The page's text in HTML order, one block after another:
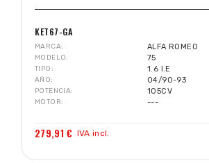
KET67-GA
MARCA ALFA ROMEO
MODELO 75
TIPO 1.6 I.E
AÑO 04/90-93
POTENCIA 105CV
MOTOR ---
279,91 € IVA incl.